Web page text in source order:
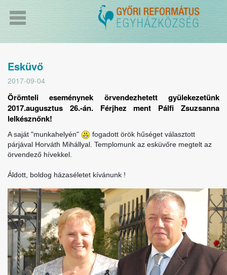
Esküvő
2017-09-04
Örömteli eseménynek örvendezhetett gyülekezetünk
2017.augusztus 26.-án. Férjhez ment Pálfi Zsuzsanna
lelkésznőnk!
A saját "munkahelyén"
fogadott örök hűséget választott
párjával Horváth Mihállyal. Templomunk az esküvőre megtelt az
örvendező hívekkel.
Áldott, boldog házaséletet kívánunk !